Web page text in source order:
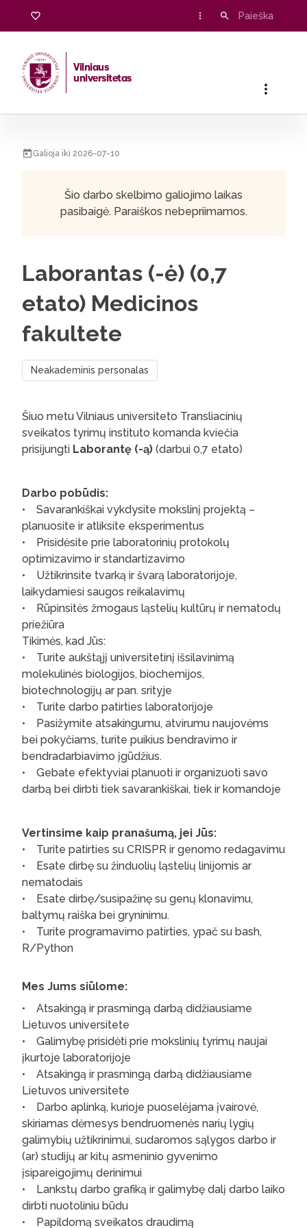
Vilniaus
universitetas
Galioja iki 2026-07-10
Šio darbo skelbimo galiojimo laikas
pasibaigė. Paraiškos nebepriimamos.
Laborantas (-ė) (0,7
etato) Medicinos
fakultete
Neakademinis personalas
Šiuo metu Vilniaus universiteto Transliacinių
sveikatos tyrimų instituto komanda kviečia
prisijungti Laborantę (-ą) (darbui 0,7 etato)
Darbo pobūdis:
• Savarankiškai vykdysite mokslinį projektą –
planuosite ir atliksite eksperimentus
• Prisidėsite prie laboratorinių protokolų
optimizavimo ir standartizavimo
• Užtikrinsite tvarką ir švarą laboratorijoje,
laikydamiesi saugos reikalavimų
• Rūpinsitės žmogaus ląstelių kultūrų ir nematodų
priežiūra
Tikimės, kad Jūs:
• Turite aukštąjį universitetinį išsilavinimą
molekulinės biologijos, biochemijos,
biotechnologijų ar pan. srityje
• Turite darbo patirties laboratorijoje
• Pasižymite atsakingumu, atvirumu naujovėms
bei pokyčiams, turite puikius bendravimo ir
bendradarbiavimo įgūdžius.
• Gebate efektyviai planuoti ir organizuoti savo
darbą bei dirbti tiek savarankiškai, tiek ir komandoje
Vertinsime kaip pranašumą, jei Jūs:
• Turite patirties su CRISPR ir genomo redagavimu
• Esate dirbę su žinduolių ląstelių linijomis ar
nematodais
• Esate dirbę/susipažinę su genų klonavimu,
baltymų raiška bei gryninimu.
• Turite programavimo patirties, ypač su bash,
R/Python
Mes Jums siūlome:
• Atsakingą ir prasmingą darbą didžiausiame
Lietuvos universitete
• Galimybę prisidėti prie mokslinių tyrimų naujai
įkurtoje laboratorijoje
• Atsakingą ir prasmingą darbą didžiausiame
Lietuvos universitete
• Darbo aplinką, kurioje puoselėjama įvairovė,
skiriamas dėmesys bendruomenės narių lygių
galimybių užtikrinimui, sudaromos sąlygos darbo ir
(ar) studijų ar kitų asmeninio gyvenimo
įsipareigojimų derinimui
• Lankstų darbo grafiką ir galimybę dalį darbo laiko
dirbti nuotoliniu būdu
• Papildomą sveikatos draudimą